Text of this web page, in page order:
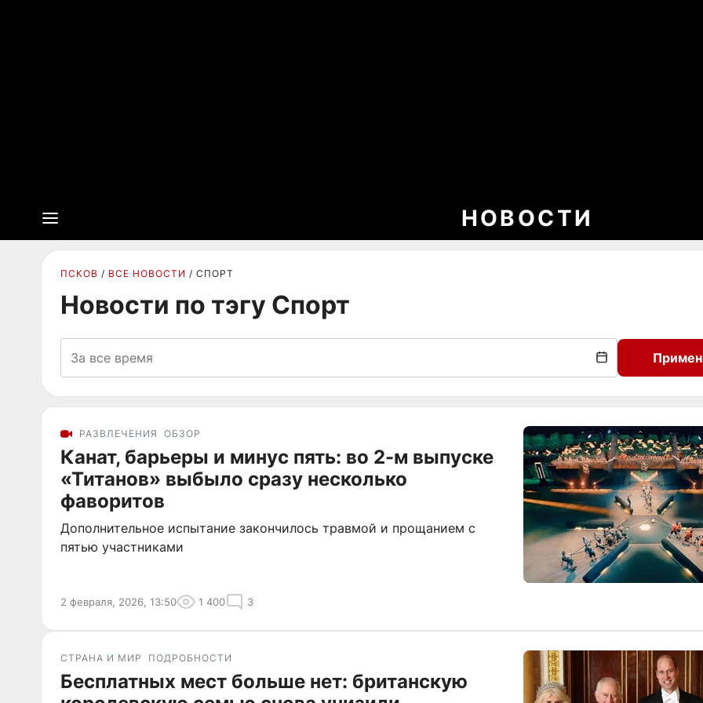
НОВОСТИ
ПСКОВ ВСЕ НОВОСТИ СПОРТ
Новости по тэгу Спорт
РАЗВЛЕЧЕНИЯ ОБЗОР
Канат, барьеры и минус пять: во 2-м выпуске
«Титанов» выбыло сразу несколько
фаворитов
Дополнительное испытание закончилось травмой и прощанием с
пятью участниками
2 февраля, 2026, 13:50 1 400 3
СТРАНА И МИР ПОДРОБНОСТИ
Бесплатных мест больше нет: британскую